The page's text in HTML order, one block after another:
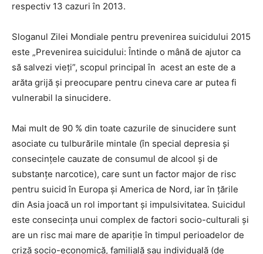
respectiv 13 cazuri în 2013.
Sloganul Zilei Mondiale pentru prevenirea suicidului 2015
este „Prevenirea suicidului: Întinde o mână de ajutor ca
să salvezi vieți”, scopul principal în acest an este de a
arăta grijă și preocupare pentru cineva care ar putea fi
vulnerabil la sinucidere.
Mai mult de 90 % din toate cazurile de sinucidere sunt
asociate cu tulburările mintale (în special depresia şi
consecinţele cauzate de consumul de alcool şi de
substanţe narcotice), care sunt un factor major de risc
pentru suicid în Europa și America de Nord, iar în țările
din Asia joacă un rol important și impulsivitatea. Suicidul
este consecinţa unui complex de factori socio-culturali şi
are un risc mai mare de apariţie în timpul perioadelor de
criză socio-economică, familială sau individuală (de